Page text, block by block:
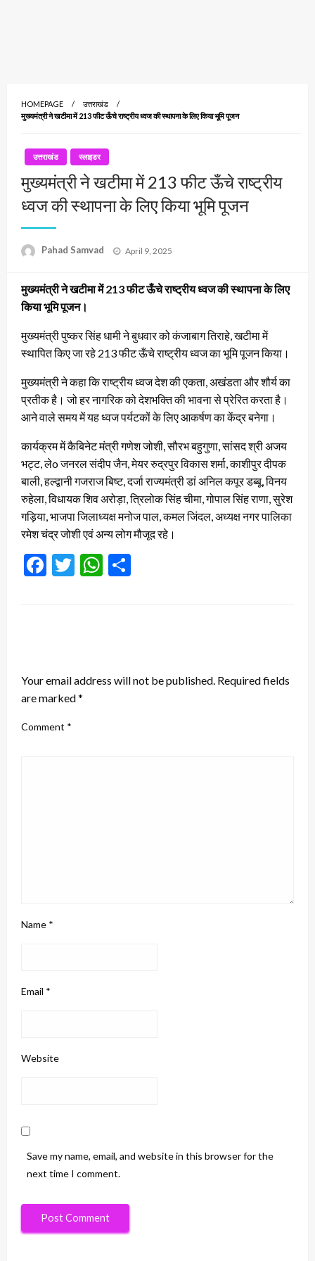
HOMEPAGE
उत्तराखंड
मुख्यमंत्री ने खटीमा में 213 फीट ऊँचे राष्ट्रीय ध्वज की स्थापना के लिए किया भूमि पूजन
उत्तराखंड स्लाइडर
मुख्यमंत्री ने खटीमा में 213 फीट ऊँचे राष्ट्रीय
ध्वज की स्थापना के लिए किया भूमि पूजन
Pahad Samvad
Posted
April 9, 2025
मुख्यमंत्री ने खटीमा में 213 फीट ऊँचे राष्ट्रीय ध्वज की स्थापना के लिए
किया भूमि पूजन।
मुख्यमंत्री पुष्कर सिंह धामी ने बुधवार को कंजाबाग तिराहे, खटीमा में
स्थापित किए जा रहे 213 फीट ऊँचे राष्ट्रीय ध्वज का भूमि पूजन किया।
मुख्यमंत्री ने कहा कि राष्ट्रीय ध्वज देश की एकता, अखंडता और शौर्य का
प्रतीक है। जो हर नागरिक को देशभक्ति की भावना से प्रेरित करता है।
आने वाले समय में यह ध्वज पर्यटकों के लिए आकर्षण का केंद्र बनेगा।
कार्यक्रम में कैबिनेट मंत्री गणेश जोशी, सौरभ बहुगुणा, सांसद श्री अजय
भट्ट, लेo जनरल संदीप जैन, मेयर रुद्रपुर विकास शर्मा, काशीपुर दीपक
बाली, हल्द्वानी गजराज बिष्ट, दर्जा राज्यमंत्री डां अनिल कपूर डब्बू, विनय
रुहेला, विधायक शिव अरोड़ा, त्रिलोक सिंह चीमा, गोपाल सिंह राणा, सुरेश
गड़िया, भाजपा जिलाध्यक्ष मनोज पाल, कमल जिंदल, अध्यक्ष नगर पालिका
रमेश चंद्र जोशी एवं अन्य लोग मौजूद रहे।
Facebook
TwitterWhatsApp
Your email address will not be published. Required fields
are marked*
Comment *
Name *
Email *
Website
Save my name, email, and website in this browser for the
next time I comment.